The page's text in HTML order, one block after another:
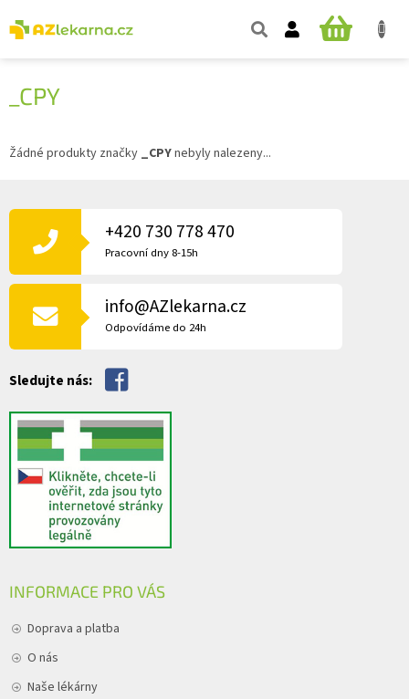
na
obsah
NÁKUPNÍ
_CPY
Žádné produkty značky _CPYnebyly nalezeny...
Á
T
+420 730 778 470
Pracovní dny 8-15h
info@AZlekarna.cz
Odpovídáme do 24h
Sledujte nás:
INFORMACE PRO VÁS
Doprava a platba
O nás
Naše lékárny